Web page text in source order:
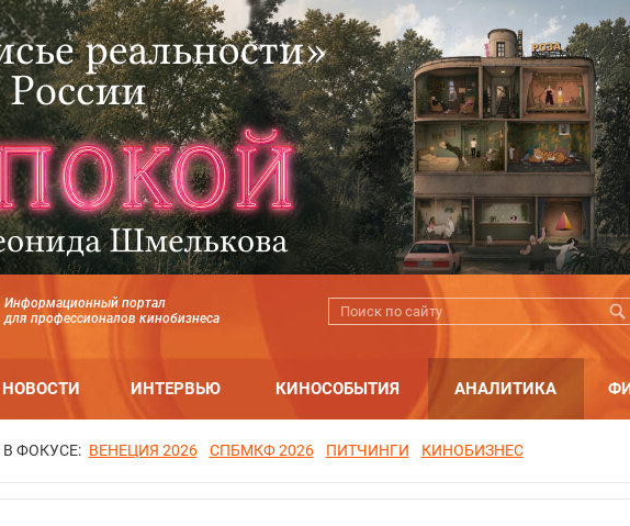
Информационный портал
для профессионалов кинобизнеса
НОВОСТИ ИНТЕРВЬЮ КИНОСОБЫТИЯ АНАЛИТИКА
В ФОКУСЕ: ВЕНЕЦИЯ 2026 СПБМКФ 2026 ПИТЧИНГИ КИНОБИЗНЕС